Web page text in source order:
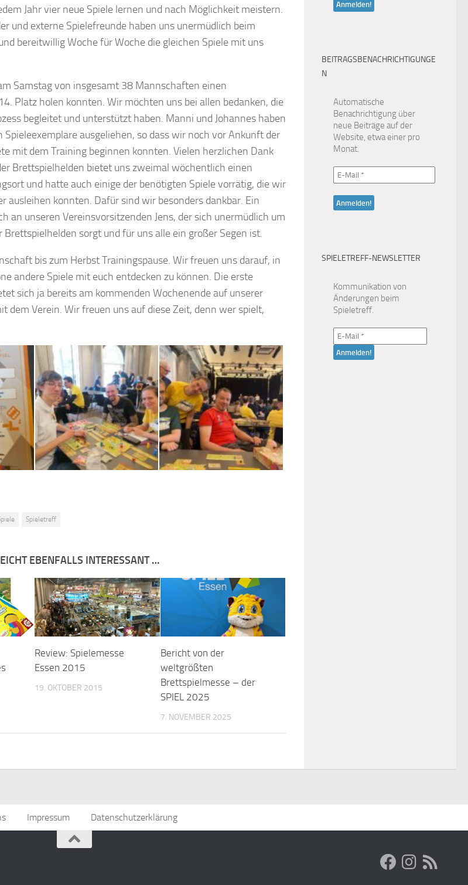
Jahr vier neue Spiele lernen und nach Möglichkeit meistern.
und externe Spielefreunde haben uns unermüdlich beim
bereitwillig Woche für Woche die gleichen Spiele mit uns
Samstag von insgesamt 38 Mannschaften einen
Platz holen konnten. Wir möchten uns bei allen bedanken, die
begleitet und unterstützt haben. Manni und Johannes haben
Spieleexemplare ausgeliehen, so dass wir noch vor Ankunft der
mit dem Training beginnen konnten. Vielen herzlichen Dank
Brettspielhelden bietet uns zweimal wöchentlich einen
und hatte auch einige der benötigten Spiele vorrätig, die wir
ausleihen konnten. Dafür sind wir besonders dankbar. Ein
an unseren Vereinsvorsitzenden Jens, der sich unermüdlich um
Brettspielhelden sorgt und für uns alle ein großer Segen ist.
bis zum Herbst Trainingspause. Wir freuen uns darauf, in
andere Spiele mit euch entdecken zu können. Die erste
sich ja bereits am kommenden Wochenende auf unserer
dem Verein. Wir freuen uns auf diese Zeit, denn wer spielt,
Spieletreff
EBENFALLS INTERESSANT …
Review: Spielemesse
Essen 2015
19. OKTOBER 2015
Bericht von der
weltgrößten
Brettspielmesse – der
SPIEL 2025
7. NOVEMBER 2025
BEITRAGSBENACHRICHTIGUNGE
N
Automatische
Benachrichtigung über
neue Beiträge auf der
Website, etwa einer pro
Monat.
SPIELETREFF-NEWSLETTER
Kommunikation von
Änderungen beim
Spieletreff.
Impressum Datenschutzerklärung